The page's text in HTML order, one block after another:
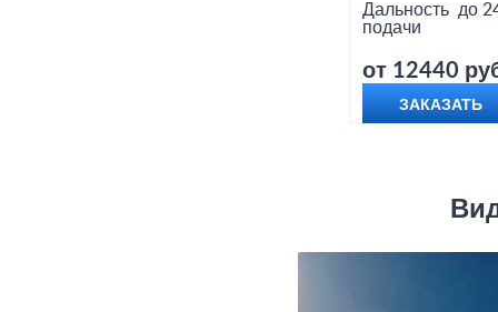
Дальность
подачи
до
от 12440
ЗАКАЗАТЬ